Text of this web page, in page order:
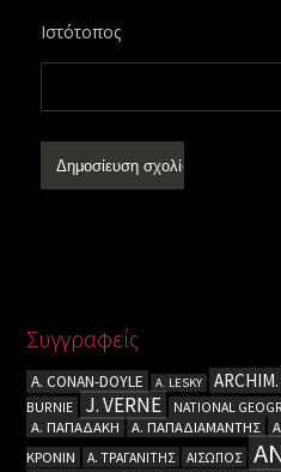
Ιστότοπος
Συγγραφείς
A. CΟΝΑΝ-DOYLE A. LESKY
BURNIE
J. VERNE NATIONAL
Α. ΠΑΠΑΔΑΚΗ
Α. ΠΑΠΑΔΙΑΜΑΝΤΗΣ
ΚΡΟΝΙΝ
Α. ΤΡΑΓΑΝΙΤΗΣ ΑΙΣΩΠΟΣ